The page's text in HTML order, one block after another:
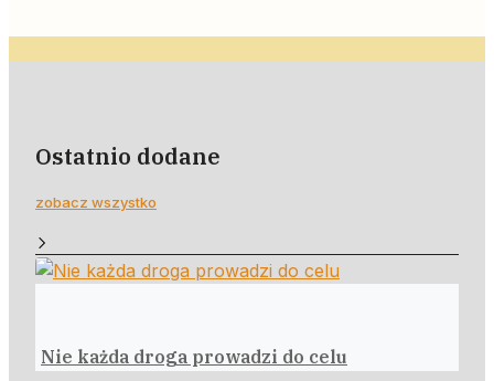
Ostatnio dodane
zobacz wszystko
Nie każda droga prowadzi do celu